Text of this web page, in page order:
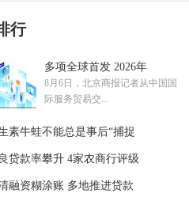
行
多项全球首发 2026年
8月6日，北京商报记者从中国国
际服务贸易交...
素牛蛙不能总是事后“捕捉
贷款率攀升 4家农商行评级
融资糊涂账 多地推进贷款